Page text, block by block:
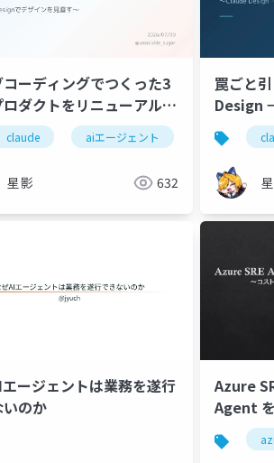
ーディングでつくった3
ダクトをリニューアル
Designでデザインを
〜
claude aiエージェント バイブコーデ
星影 632
罠ごと
Design
ドオフ
ージェントは業務を遂行
のか
Azure
Agent
適化を
ト～